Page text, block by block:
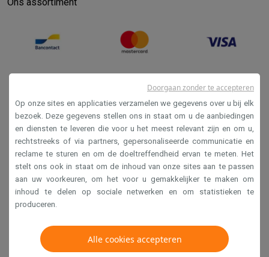
Verkoopsvoorwaarden
Privacy
Disclaimer
Cookies
Krëfel NV - Steenstraat 44 - Industriezone 4 "T Sas",
1851 Humbeek, België
Op onze sites en applicaties verzamelen we gegevens over u bij elk
bezoek. Deze gegevens stellen ons in staat om u de aanbiedingen
en diensten te leveren die voor u het meest relevant zijn en om u,
rechtstreeks of via partners, gepersonaliseerde communicatie en
reclame te sturen en om de doeltreffendheid ervan te meten. Het
stelt ons ook in staat om de inhoud van onze sites aan te passen
aan uw voorkeuren, om het voor u gemakkelijker te maken om
inhoud te delen op sociale netwerken en om statistieken te
produceren.
Alle cookies accepteren
Doorgaan zonder te accepteren